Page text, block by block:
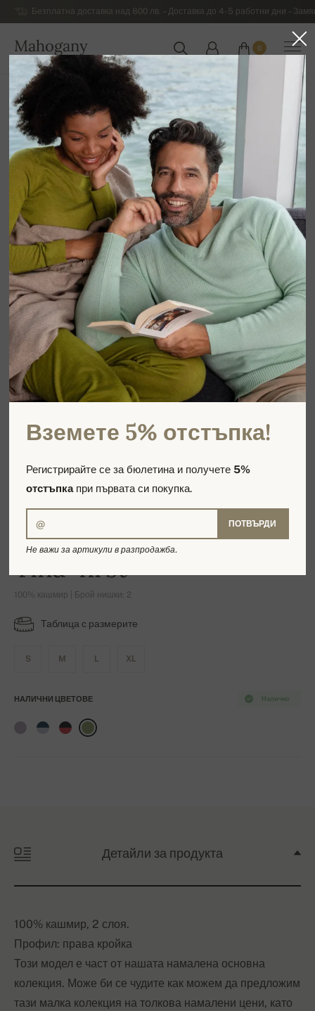
Безплатна доставка над 800 лв. – Доставка до 4-5 работни дни –
Mahogany
БЪЛГАРИЯ
0
Начална страница
Луксозни дамски дрехи от кашмиp
Дамски жилетки и елеци с цип
Tina-first
100% кашмир | Брой нишки: 2
Таблица с размерите
S M L XL
Налично
НАЛИЧНИ ЦВЕТОВЕ
Детайли за продукта
100% кашмир, 2 слоя.
Профил: права кройка
Този модел е част от нашата намалена основна
колекция. Може би се чудите как можем да предложим
тази малка колекция на толкова намалени цени, като
Вземете 5% отстъпка!
Регистрирайте се за бюлетина и получете5%
отстъпкапри първата си покупка.
ПОТВЪРДИ
Не важи за артикули в разпродажба.